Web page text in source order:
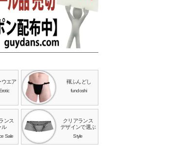
ウエア 褌ふんどし
fundoshi
ンス
ル
Sale
クリアランス
デザインで選ぶ
Style